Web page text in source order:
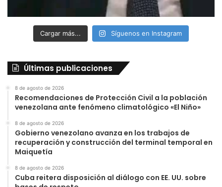
Cargar más... Síguenos en Instagram
Últimas publicaciones
8 de agosto de 2026
Recomendaciones de Protección Civil a la población
venezolana ante fenómeno climatológico «El Niño»
8 de agosto de 2026
Gobierno venezolano avanza en los trabajos de
recuperación y construcción del terminal temporal en
Maiquetía
8 de agosto de 2026
Cuba reitera disposición al diálogo con EE. UU. sobre